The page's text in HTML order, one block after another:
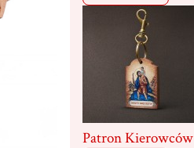
Patron Kierowców